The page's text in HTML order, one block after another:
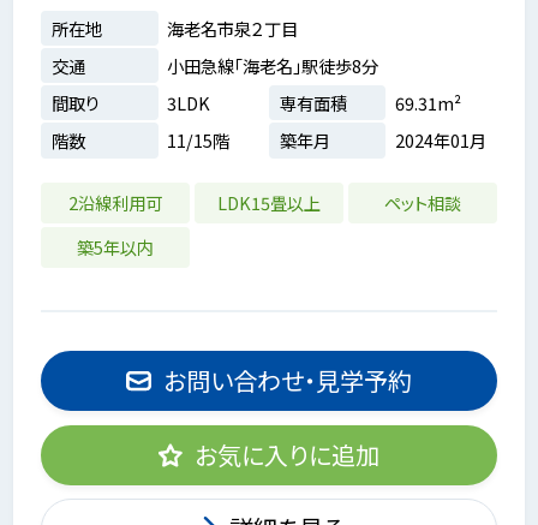
所在地
海老名市泉２丁目
交通
小田急線「海老名」駅徒歩8分
間取り
3LDK 専有面積
69.31m²
階数
11/15階 築年月 2024年01月
2沿線利用可 LDK15畳以上
ペット相談
築5年以内
お問い合わせ・見学予約
お気に入りに追加